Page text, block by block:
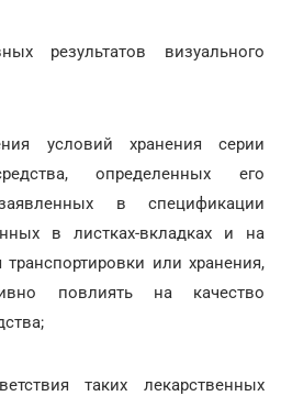
результатов визуального
условий хранения серии
определенных его
в спецификации
в листках-вкладках и на
или хранения,
повлиять на качество
таких лекарственных